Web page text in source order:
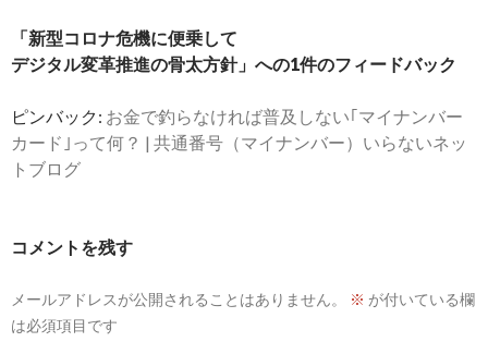
シ
ョ
ン
「新型コロナ危機に便乗して
デジタル変革推進の骨太方針」への1件のフィードバック
ピンバック: お金で釣らなければ普及しない｢マイナンバー
カード｣って何？ | 共通番号（マイナンバー）いらないネッ
トブログ
コメントを残す
メールアドレスが公開されることはありません。 ※ が付いている欄
は必須項目です